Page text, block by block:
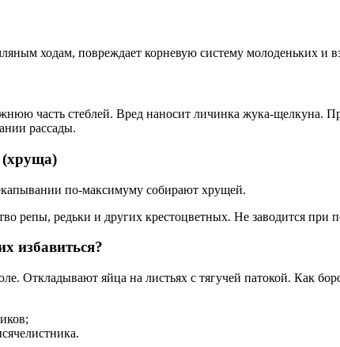
ходам, повреждает корневую систему молоденьких и
часть стеблей. Вред наносит личинка жука-щелкуна.
рассады.
по-максимуму собирают хрущей.
репы, редьки и других крестоцветных. Не заводится при
избавиться?
Откладывают яйца на листьях с тягучей патокой. Как